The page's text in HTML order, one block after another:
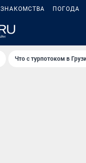
ЗНАКОМСТВА ПОГОДА
Что с турпотоком в